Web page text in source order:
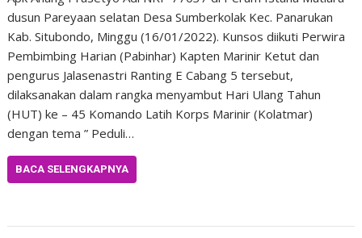
dusun Pareyaan selatan Desa Sumberkolak Kec. Panarukan
Kab. Situbondo, Minggu (16/01/2022). Kunsos diikuti Perwira
Pembimbing Harian (Pabinhar) Kapten Marinir Ketut dan
pengurus Jalasenastri Ranting E Cabang 5 tersebut,
dilaksanakan dalam rangka menyambut Hari Ulang Tahun
(HUT) ke – 45 Komando Latih Korps Marinir (Kolatmar)
dengan tema ” Peduli…
BACA SELENGKAPNYA